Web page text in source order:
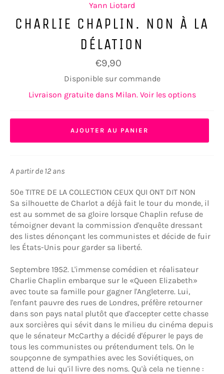
Yann Liotard
CHARLIE CHAPLIN. NON À LA
DÉLATION
Prix
régulier
€9,90
Disponible sur commande
Livraison gratuite dans Milan. Voir les options
AJOUTER AU PANIER
A partir de 12 ans
50e TITRE DE LA COLLECTION CEUX QUI ONT DIT NON
Sa silhouette de Charlot a déjà fait le tour du monde, il
est au sommet de sa gloire lorsque Chaplin refuse de
témoigner devant la commission d'enquête dressant
des listes dénonçant les communistes et décide de fuir
les États-Unis pour garder sa liberté.
Septembre 1952. L'immense comédien et réalisateur
Charlie Chaplin embarque sur le «Queen Elizabeth»
avec toute sa famille pour gagner l'Angleterre. Lui,
l'enfant pauvre des rues de Londres, préfère retourner
dans son pays natal plutôt que d'accepter cette chasse
aux sorcières qui sévit dans le milieu du cinéma depuis
que le sénateur McCarthy a décidé d'épurer le pays de
tous les communistes ou prétendument tels. On le
soupçonne de sympathies avec les Soviétiques, on
attend de lui qu'il livre des noms. Qu'à cela ne tienne :